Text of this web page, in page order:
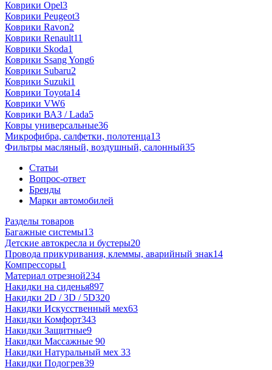
Коврики Opel3
Коврики Peugeot3
Коврики Ravon2
Коврики Renault11
Коврики Skoda1
Коврики Ssang Yong6
Коврики Subaru2
Коврики Suzuki1
Коврики Toyota14
Коврики VW6
Коврики ВАЗ / Lada5
Ковры универсальные36
Микрофибра, салфетки, полотенца13
Фильтры масляный, воздушный, салонный35
Статьи
Вопрос-ответ
Бренды
Марки автомобилей
Разделы товаров
Багажные системы13
Детские автокресла и бустеры20
Провода прикуривания, клеммы, аварийный знак14
Компрессоры1
Материал отрезной234
Накидки на сиденья897
Накидки 2D / 3D / 5D320
Накидки Искусственный мех63
Накидки Комфорт343
Накидки Защитные9
Накидки Массажные 90
Накидки Натуральный мех 33
Накидки Подогрев39